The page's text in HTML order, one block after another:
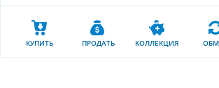
КУПИТЬ ПРОДАТЬ КОЛЛЕКЦИЯ